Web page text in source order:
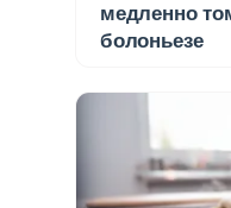
медленно
болоньезе